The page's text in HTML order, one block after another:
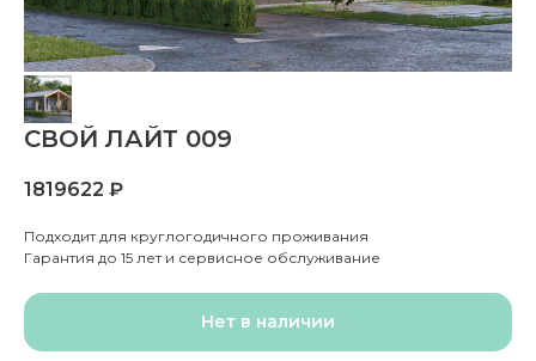
СВОЙ ЛАЙТ 009
1819622 ₽
Подходит для круглогодичного проживания
Гарантия до 15 лет и сервисное обслуживание
Нет в наличии